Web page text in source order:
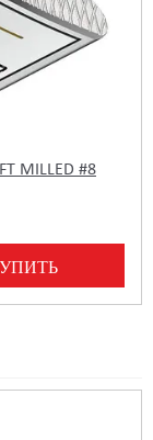
MILLED #8